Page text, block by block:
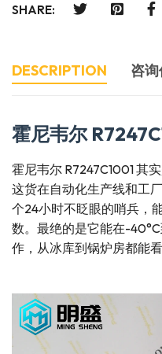
SHARE:
DESCRIPTION 咨
霍尼韦尔
霍尼韦尔 R7247C1001 其
这货在自动化生产线和工
个24小时不眨眼的哨兵，
数。最绝的是它能在-
作，从冰库到锅炉房都能看